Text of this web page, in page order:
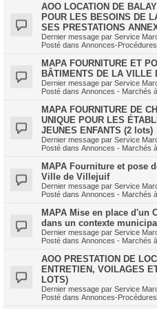
AOO LOCATION DE
POUR LES BESOINS DE
SES PRESTATIONS
Dernier message par Service
Posté dans Annonces-
MAPA FOURNITURE ET
BÂTIMENTS DE LA VILLE
Dernier message par Service
Posté dans Annonces - Marchés
MAPA FOURNITURE DE
UNIQUE POUR LES
JEUNES ENFANTS (2 lots)
Dernier message par Service
Posté dans Annonces - Marchés
MAPA Fourniture et pose
Ville de Villejuif
Dernier message par Service
Posté dans Annonces - Marchés
MAPA Mise en place d'un
dans un contexte
Dernier message par Service
Posté dans Annonces - Marchés
AOO PRESTATION DE
ENTRETIEN, VOILAGES
LOTS)
Dernier message par Service
Posté dans Annonces-